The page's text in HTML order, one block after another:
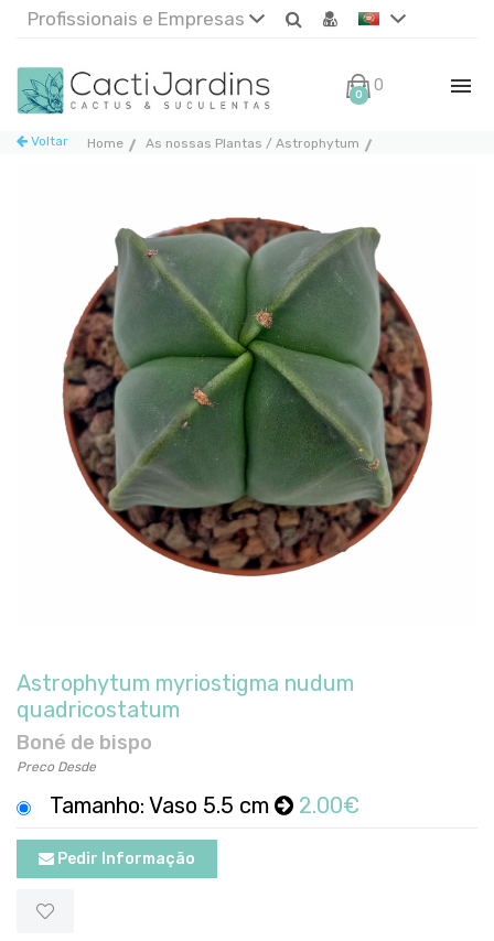
Profissionais e Empresas
0 0€
Home As nossas Plantas / Astrophytum
Voltar
Astrophytum myriostigma nudum
quadricostatum
Boné de bispo
Preco Desde
Tamanho: Vaso 5.5 cm 2.00€
Pedir Informação